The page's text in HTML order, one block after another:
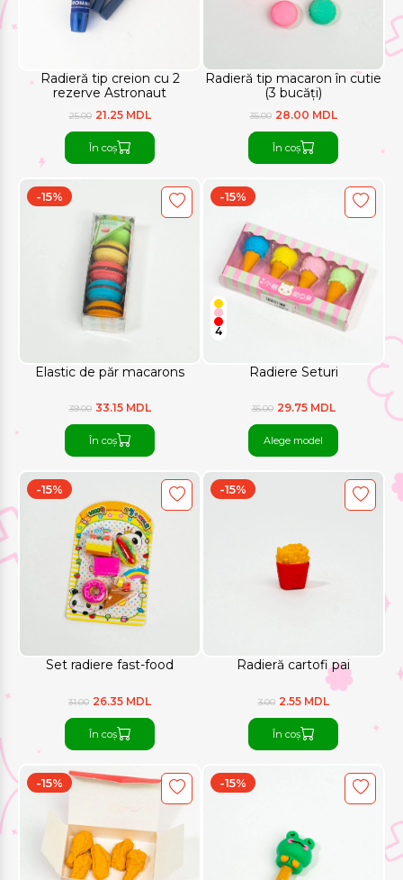
Radieră tip creion cu 2
rezerve Astronaut
25.00 21.25 MDL
În coș
Radieră tip macaron în cutie
(3 bucăți)
35.00 28.00 MDL
În coș
Elastic de păr macarons
-15%
39.00 33.15 MDL
În coș
Radiere Seturi
-15%
4
35.00 29.75 MDL
Alege model
Set radiere fast-food
-15%
31.00 26.35 MDL
În coș
Radieră cartofi pai
-15%
3.00 2.55 MDL
În coș
-15% -15%